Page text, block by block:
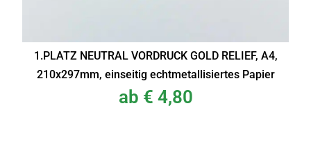
1.PLATZ NEUTRAL VORDRUCK GOLD RELIEF, A4,
210x297mm, einseitig echtmetallisiertes Papier
ab € 4,80